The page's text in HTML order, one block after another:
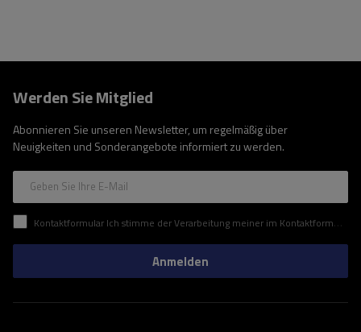
Werden Sie Mitglied
Abonnieren Sie unseren Newsletter, um regelmäßig über
Neuigkeiten und Sonderangebote informiert zu werden.
Geben Sie Ihre E-Mail
Kontaktformular Ich stimme der Verarbeitung meiner im Kontaktformular enthaltenen personenbezogenen Daten gemäß der Verordnung (EU) des Europäischen Parlaments und des Rates zu.
Anmelden